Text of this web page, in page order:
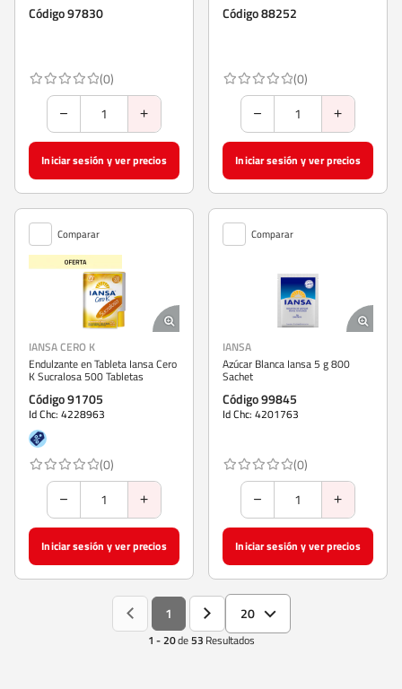
Código 97830
(0)
Iniciar sesión y ver precios
Código 88252
(0)
Iniciar sesión y ver precios
Comparar
IANSA CERO K
Endulzante en Tableta Iansa Cero
K Sucralosa 500 Tabletas
Código 91705
Id Chc: 4228963
(0)
Iniciar sesión y ver precios
Comparar
IANSA
Azúcar Blanca Iansa 5 g 800
Sachet
Código 99845
Id Chc: 4201763
(0)
Iniciar sesión y ver precios
1 - 20de53 Resultados
1 20